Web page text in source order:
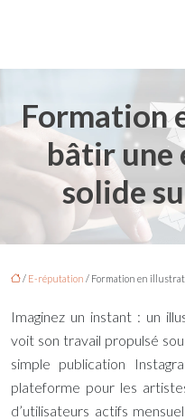
Formation
bâtir une
solide
/ E-réputation / Formation en
Imaginez un instant : un
voit son travail propulsé
simple publication
plateforme pour les
d’utilisateurs actifs